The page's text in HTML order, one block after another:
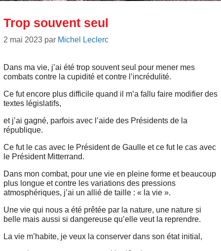
Trop souvent seul
2 mai 2023 par Michel Leclerc
Dans ma vie, j’ai été trop souvent seul pour mener mes
combats contre la cupidité et contre l’incrédulité.
Ce fut encore plus difficile quand il m’a fallu faire modifier des
textes législatifs,
et j’ai gagné, parfois avec l’aide des Présidents de la
république.
Ce fut le cas avec le Président de Gaulle et ce fut le cas avec
le Président Mitterrand.
Dans mon combat, pour une vie en pleine forme et beaucoup
plus longue et contre les variations des pressions
atmosphériques, j’ai un allié de taille : « la vie ».
Une vie qui nous a été prêtée par la nature, une nature si
belle mais aussi si dangereuse qu’elle veut la reprendre.
La vie m’habite, je veux la conserver dans son état initial,